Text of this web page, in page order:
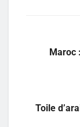
Maroc
Toile